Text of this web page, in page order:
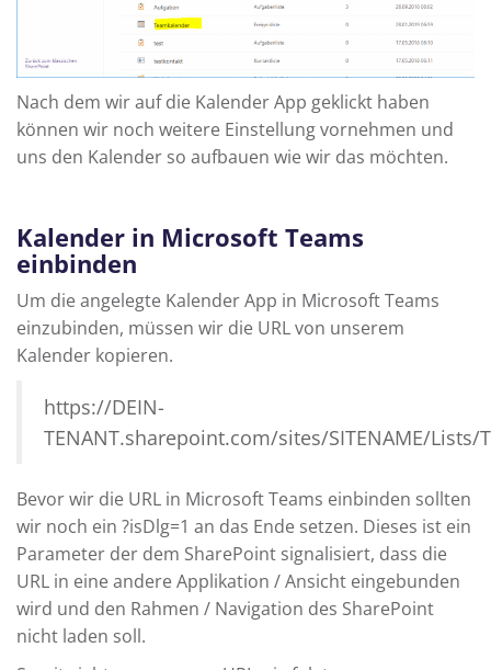
Nach dem wir auf die Kalender App geklickt haben
können wir noch weitere Einstellung vornehmen und
uns den Kalender so aufbauen wie wir das möchten.
Kalender in Microsoft Teams
einbinden
Um die angelegte Kalender App in Microsoft Teams
einzubinden, müssen wir die URL von unserem
Kalender kopieren.
https://DEIN-
TENANT.sharepoint.com/sites/SITENAME/
Bevor wir die URL in Microsoft Teams einbinden sollten
wir noch ein ?isDlg=1 an das Ende setzen. Dieses ist ein
Parameter der dem SharePoint signalisiert, dass die
URL in eine andere Applikation / Ansicht eingebunden
wird und den Rahmen / Navigation des SharePoint
nicht laden soll.